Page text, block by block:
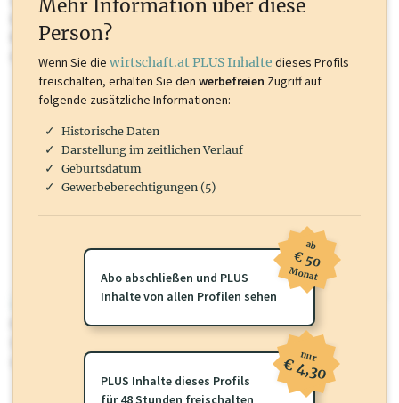
Marken, Patente, Rechtstatsachen, OTS-Aussendungen, und viele
mehr.
wirtschaft.at PLUS
Für dieses Profil gibt es zusätzlichewirtschaft.at PLUS Inhalte
Sie momentan nicht einsehen können. Schalten Sie dieses Profil frei
oder loggen Sie sich ein um diese Inhalte zu sehen.
Mehr Information über diese
Person?
Wenn Sie die wirtschaft.at PLUS Inhalte dieses Profils
freischalten, erhalten Sie den werbefreien Zugriff auf
folgende zusätzliche Informationen:
Historische Daten
Darstellung im zeitlichen Verlauf
Geburtsdatum
Gewerbeberechtigungen (5)
Abo abschließen und PLUS
Inhalte von allen Profilen sehen
ab
€ 50
Monat
PLUS Inhalte dieses Profils
für 48 Stunden freischalten
nur
€ 4,30